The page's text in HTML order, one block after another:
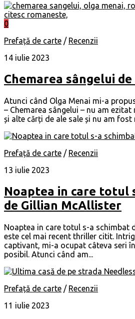
0
Prefață de carte / Recenzii
14 iulie 2023
Chemarea sângelui
Atunci când Olga Menai mi-a
– Chemarea sângelui – nu am
și alte cărți de ale sale și nu am fost
Prefață de carte / Recenzii
13 iulie 2023
Noaptea in care totul
de Gillian McAllister
Noaptea in care totul s-a schimbat
este cel mai recent thriller citit.
captivant, mi-a ocupat câteva seri
posibil. Atunci când am...
Prefață de carte / Recenzii
11 iulie 2023